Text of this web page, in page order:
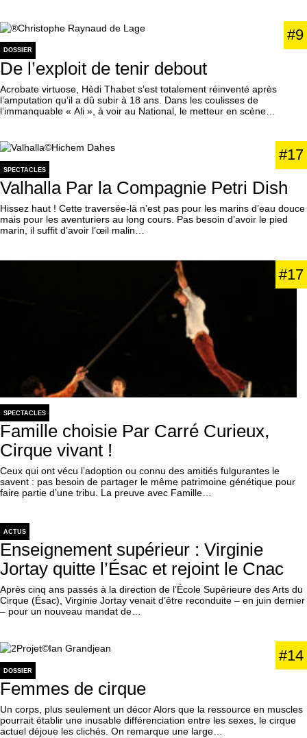
#9
DOSSIER
De l’exploit de tenir debout
Acrobate virtuose, Hèdi Thabet s’est totalement réinventé après
l’amputation qu’il a dû subir à 18 ans. Dans les coulisses de
l’immanquable « Ali », à voir au National, le metteur en scène…
#17
SPECTACLES
Valhalla Par la Compagnie Petri Dish
Hissez haut ! Cette traversée-là n’est pas pour les marins d’eau douce
mais pour les aventuriers au long cours. Pas besoin d’avoir le pied
marin, il suffit d’avoir l’œil malin…
#17
SPECTACLES
Famille choisie Par Carré Curieux,
Cirque vivant !
Ceux qui ont vécu l’adoption ou connu des amitiés fulgurantes le
savent : pas besoin de partager le même patrimoine génétique pour
faire partie d’une tribu. La preuve avec Famille…
ACTUS
Enseignement supérieur : Virginie
Jortay quitte l’Ésac et rejoint le Cnac
Après cinq ans passés à la direction de l’École Supérieure des Arts du
Cirque (Ésac), Virginie Jortay venait d’être reconduite – en juin dernier
– pour un nouveau mandat de…
#14
DOSSIER
Femmes de cirque
Un corps, plus seulement un décor Alors que la ressource en muscles
pourrait établir une inusable différenciation entre les sexes, le cirque
actuel déjoue les clichés. On remarque une large…